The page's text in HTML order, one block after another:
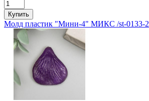
Купить
Молд пластик "Мини-4" МИКС /st-0133-2